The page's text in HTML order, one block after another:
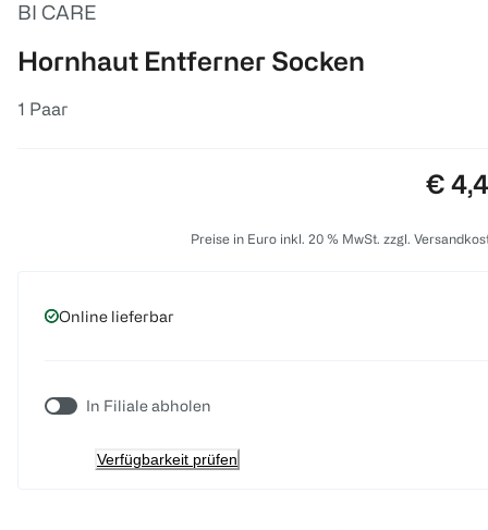
BI CARE
Hornhaut Entferner Socken
1 Paar
€
Preise in Euro inkl. 20 % MwSt. zzgl.
Online lieferbar
In Filiale abholen
Verfügbarkeit prüfen